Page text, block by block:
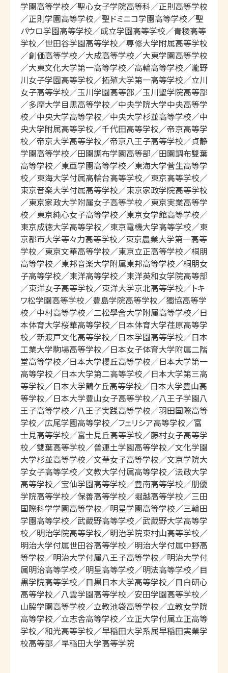
学園高等学校／聖心女子学院高等科／正則高等学校
／正則学園高等学校／聖ドミニコ学園高等学校／聖
パウロ学園高等学校／成立学園高等学校／青稜高等
学校／世田谷学園高等学校／専修大学附属高等学校
／創価高等学校／大成高等学校／大東学園高等学校
／大東文化大学第一高等学校／高輪高等学校／瀧野
川女子学園高等学校／拓殖大学第一高等学校／立川
女子高等学校／玉川学園高等部／玉川聖学院高等部
／多摩大学目黒高等学校／中央学院大学中央高等学
校／中央大学高等学校／中央大学杉並高等学校／中
央大学附属高等学校／千代田高等学校／帝京高等学
校／帝京大学高等学校／帝京八王子高等学校／貞静
学園高等学校／田園調布学園高等部／田園調布雙葉
高等学校／東亜学園高等学校／東海大学菅生高等学
校／東海大学付属高輪台高等学校／東京高等学校／
東京音楽大学付属高等学校／東京家政学院高等学校
／東京家政大学附属女子高等学校／東京実業高等学
校／東京純心女子高等学校／東京女学館高等学校／
東京成徳大学高等学校／東京電機大学高等学校／東
京都市大学等々力高等学校／東京農業大学第一高等
学校／東京文華高等学校／東京立正高等学校／桐朋
高等学校／東邦音楽大学附属東邦高等学校／桐朋女
子高等学校／東洋高等学校／東洋英和女学院高等部
／東洋女子高等学校／東洋大学京北高等学校／トキ
ワ松学園高等学校／豊島学院高等学校／獨協高等学
校／中村高等学校／二松學舍大学附属高等学校／日
本体育大学桜華高等学校／日本体育大学荏原高等学
校／新渡戸文化高等学校／日本学園高等学校／日本
工業大学駒場高等学校／日本女子体育大学附属二階
堂高等学校／日本大学櫻丘高等学校／日本大学第一
高等学校／日本大学第二高等学校／日本大学第三高
等学校／日本大学鶴ケ丘高等学校／日本大学豊山高
等学校／日本大学豊山女子高等学校／八王子学園八
王子高等学校／八王子実践高等学校／羽田国際高等
学校／広尾学園高等学校／フェリシア高等学校／富
士見高等学校／富士見丘高等学校／藤村女子高等学
校／雙葉高等学校／普連土学園高等学校／文化学園
大学杉並高等学校／文華女子高等学校／文京学院大
学女子高等学校／文教大学付属高等学校／法政大学
高等学校／宝仙学園高等学校／豊南高等学校／朋優
学院高等学校／保善高等学校／堀越高等学校／三田
国際科学学園高等学校／明星学園高等学校／三輪田
学園高等学校／武蔵野高等学校／武蔵野大学高等学
校／明治学院高等学校／明治学院東村山高等学校／
明治大学付属世田谷高等学校／明治大学付属中野高
等学校／明治大学付属八王子高等学校／明治大学付
属明治高等学校／明星高等学校／明法高等学校／目
黒学院高等学校／目黒日本大学高等学校／目白研心
高等学校／八雲学園高等学校／安田学園高等学校／
山脇学園高等学校／立教池袋高等学校／立教女学院
高等学校／立志舎高等学校／立正大学付属立正高等
学校／和光高等学校／早稲田大学系属早稲田実業学
校高等部／早稲田大学高等学院